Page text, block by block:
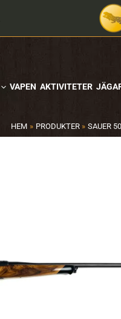
VAPEN AKTIVITETER
HEM PRODUKTER SAUER